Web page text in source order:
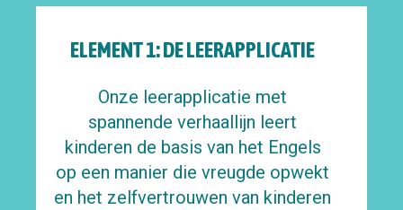
ELEMENT 1: DE LEERAPPLICATIE
Onze leerapplicatie met
spannende verhaallijn leert
kinderen de basis van het Engels
op een manier die vreugde opwekt
en het zelfvertrouwen van kinderen